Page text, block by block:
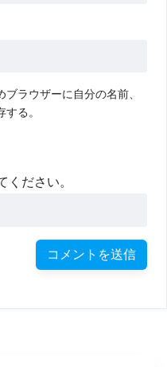
ラウザーに自分の名前、
る。
ください。